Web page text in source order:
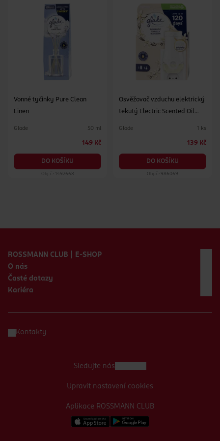
Vonné tyčinky Pure Clean
Linen
Glade 50 ml
149 Kč
DO KOŠÍKU
Obj. č.: 1492668
Osvěžovač vzduchu elektrický
tekutý Electric Scented Oil
Glade 1 ks
139 Kč
DO KOŠÍKU
Obj. č.: 986069
ROSSMANN CLUB | E-SHOP
O nás
Časté dotazy
Kariéra
Kontakty
Aplikace ROSSMANN CLUB
Sledujte nás
Upravit nastavení cookies